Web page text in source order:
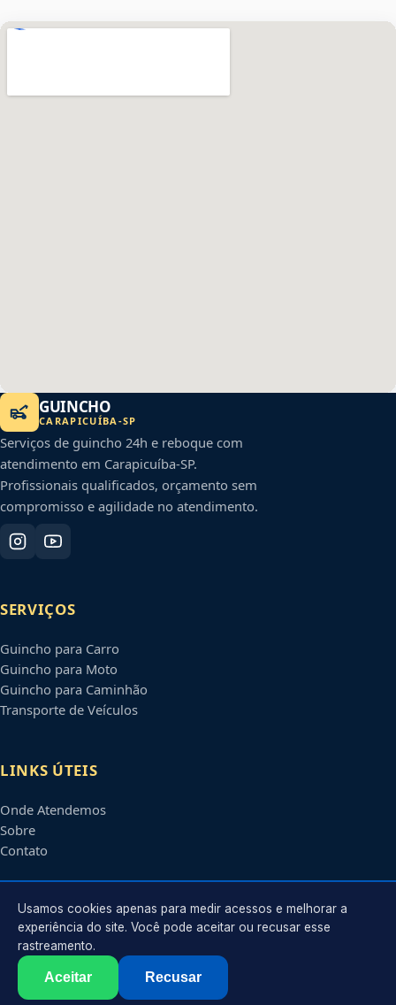
GUINCHO
CARAPICUÍBA -SP
Serviços de guincho 24h e reboque com
atendimento em Carapicuíba-SP.
Profissionais qualificados, orçamento sem
compromisso e agilidade no atendimento.
SERVIÇOS
Guincho para Carro
Guincho para Moto
Guincho para Caminhão
Transporte de Veículos
LINKS ÚTEIS
Onde Atendemos
Sobre
Contato
CONTATO
Atendimento em
contato@guinchoscarapicuiba.com.br
2026 Carapicuíba
. Todos os direitos reservados.
Usamos cookies apenas para medir acessos e melhorar a
experiência do site. Você pode aceitar ou recusar esse
rastreamento.
Aceitar Recusar